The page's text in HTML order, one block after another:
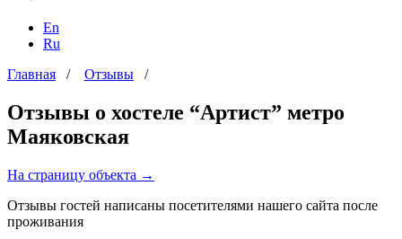
En
Ru
Главная / Отзывы /
Отзывы о хостеле “Артист” метро
Маяковская
На страницу объекта →
Отзывы гостей написаны посетителями нашего сайта после
проживания